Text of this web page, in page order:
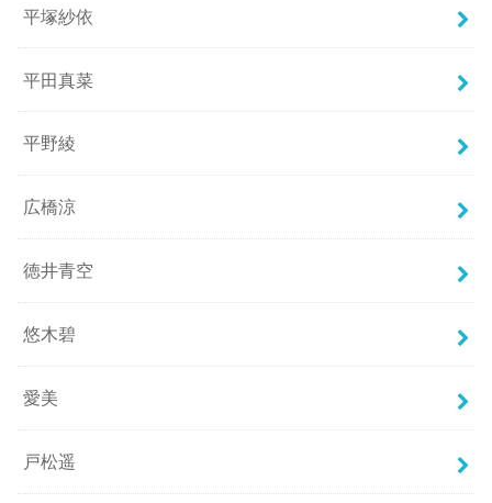
平塚紗依
平田真菜
平野綾
広橋涼
徳井青空
悠木碧
愛美
戸松遥